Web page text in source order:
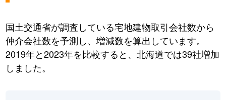
国土交通省が調査している宅地建物取引会社数から
仲介会社数を予測し、増減数を算出しています。
2019年と2023年を比較すると、北海道では39社増加
しました。